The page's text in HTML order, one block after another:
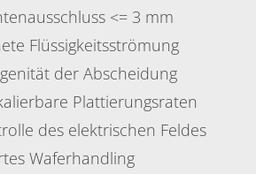
<= 3 mm
Flüssigkeitsströmung
der Abscheidung
Plattierungsraten
des elektrischen Feldes
Waferhandling